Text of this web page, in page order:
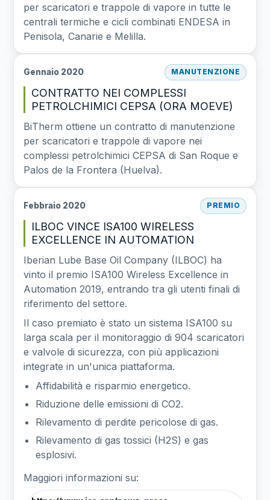
per scaricatori e trappole di vapore in tutte le
centrali termiche e cicli combinati ENDESA in
Penisola, Canarie e Melilla.
Gennaio 2020 MANUTENZIONE
CONTRATTO NEI COMPLESSI
PETROLCHIMICI CEPSA (ORA MOEVE)
BiTherm ottiene un contratto di manutenzione
per scaricatori e trappole di vapore nei
complessi petrolchimici CEPSA di San Roque e
Palos de la Frontera (Huelva).
Febbraio 2020 PREMIO
ILBOC VINCE ISA100 WIRELESS
EXCELLENCE IN AUTOMATION
Iberian Lube Base Oil Company (ILBOC) ha
vinto il premio ISA100 Wireless Excellence in
Automation 2019, entrando tra gli utenti finali di
riferimento del settore.
Il caso premiato è stato un sistema ISA100 su
larga scala per il monitoraggio di 904 scaricatori
e valvole di sicurezza, con più applicazioni
integrate in un'unica piattaforma.
Affidabilità e risparmio energetico.
Riduzione delle emissioni di CO2.
Rilevamento di perdite pericolose di gas.
Rilevamento di gas tossici (H2S) e gas
esplosivi.
Maggiori informazioni su: